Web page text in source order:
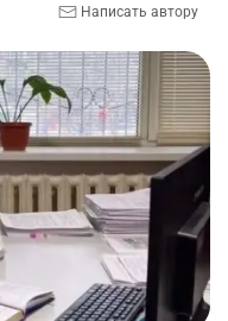
выпустили
Написать автору